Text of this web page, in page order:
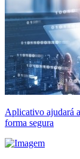
Aplicativo ajudará
forma segura